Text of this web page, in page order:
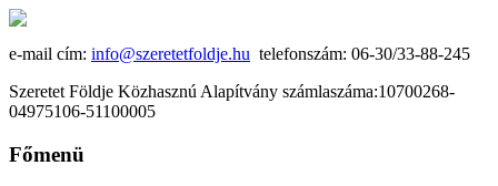
e-mail cím: info@szeretetfoldje.hu telefonszám: 06-30/33-88-245
Szeretet Földje Közhasznú Alapítvány számlaszáma:10700268-
04975106-51100005
Főmenü